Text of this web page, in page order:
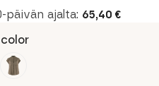
päivän ajalta: 65,40 €